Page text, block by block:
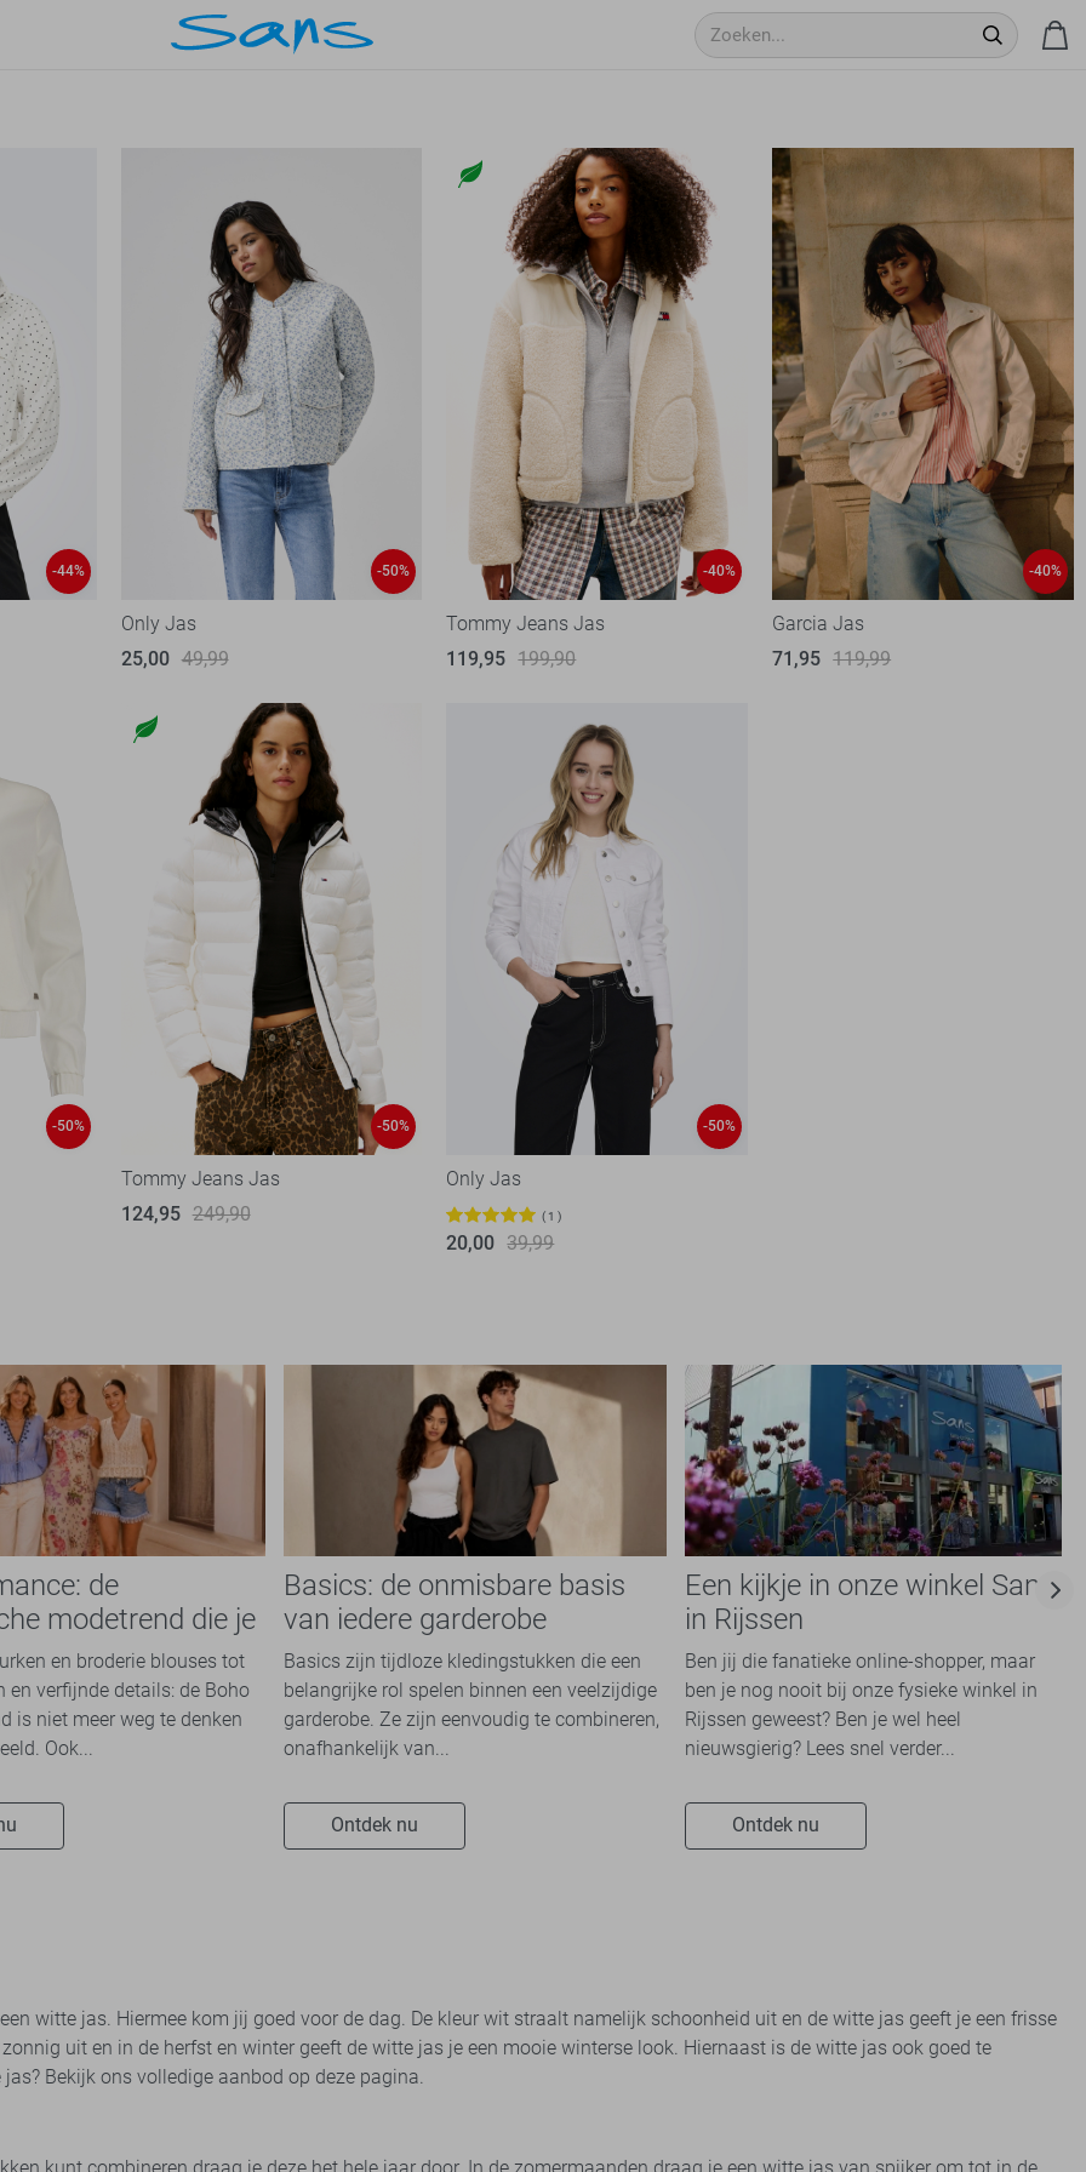
-44% -50%
Only Jas
25,00 49,99
-40%
Tommy Jeans Jas
119,95 199,90
-40%
Garcia Jas
71,95 119,99
-50% -50%
Tommy Jeans Jas
124,95 249,90
-50%
Only Jas
1
20,00 39,99
de
modetrend die je
overal ziet
en broderie blouses tot
en verfijnde details: de Boho
is niet meer weg te denken
Ook...
Basics: de onmisbare basis
van iedere garderobe
Basics zijn tijdloze kledingstukken die een
belangrijke rol spelen binnen een veelzijdige
garderobe. Ze zijn eenvoudig te combineren,
onafhankelijk van...
Ontdek nu
Een kijkje in onze winkel Sans
in Rijssen
Ben jij die fanatieke online-shopper, maar
ben je nog nooit bij onze fysieke winkel in
Rijssen geweest? Ben je wel heel
nieuwsgierig? Lees snel verder...
Ontdek nu
witte jas. Hiermee kom jij goed voor de dag. De kleur wit straalt namelijk schoonheid uit en de witte jas geeft je een frisse
uit en in de herfst en winter geeft de witte jas je een mooie winterse look. Hiernaast is de witte jas ook goed te
Bekijk ons volledige aanbod op deze pagina.